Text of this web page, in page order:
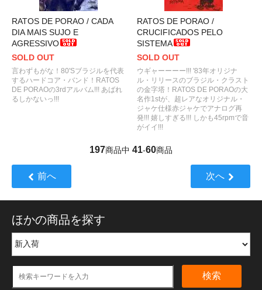
RATOS DE PORAO / CADA
DIA MAIS SUJO E
AGRESSIVO
SOLD OUT
言わずもがな！80'Sブラジルを代表
するハードコア・バンド！RATOS
DE PORAOの3rdアルバム!!! あばれ
るしかないっ!!!
RATOS DE PORAO /
CRUCIFICADOS PELO
SISTEMA
SOLD OUT
ウギャーーーー!!! '83年オリジナ
ル・リリースのブラジル・クラスト
の金字塔！RATOS DE PORAOの大
名作1stが、超レアなオリジナル・
ジャケ仕様赤ジャケでアナログ再
発!!! 嬉しすぎる!!! しかも45rpmで音
がイイ!!!
197商品中 41-60商品
前へ 次へ
ほかの商品を探す
検索